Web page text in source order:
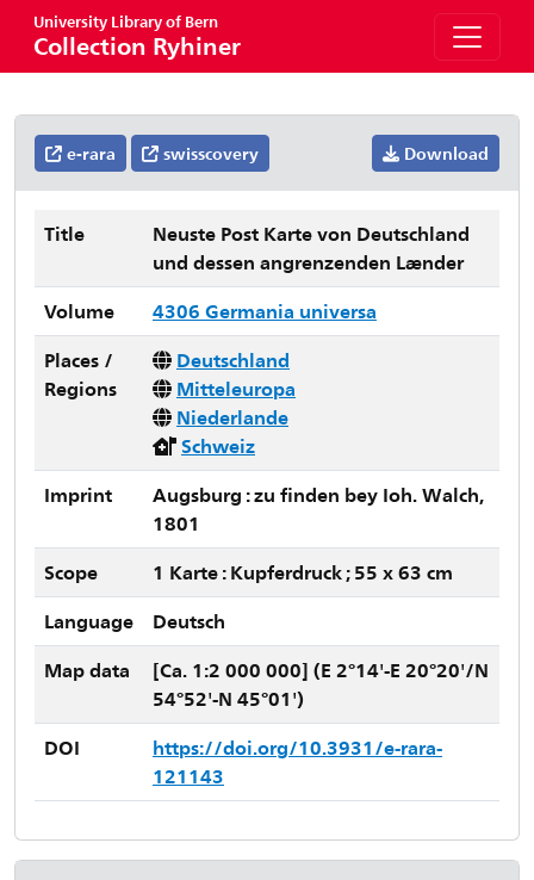
University Library of Bern
Collection Ryhiner
e-rara swisscovery Download
Title
Neuste Post Karte von Deutschland
und dessen angrenzenden Lænder
Volume
4306 Germania universa
Places /
Regions
Deutschland
Mitteleuropa
Niederlande
Schweiz
Imprint
Augsburg : zu finden bey Ioh. Walch,
1801
Scope
1 Karte : Kupferdruck ; 55 x 63 cm
Language
Deutsch
Map data
[Ca. 1:2 000 000] (E 2°14'-E 20°20'/N
54°52'-N 45°01')
DOI
https://doi.org/10.3931/e-rara-
121143